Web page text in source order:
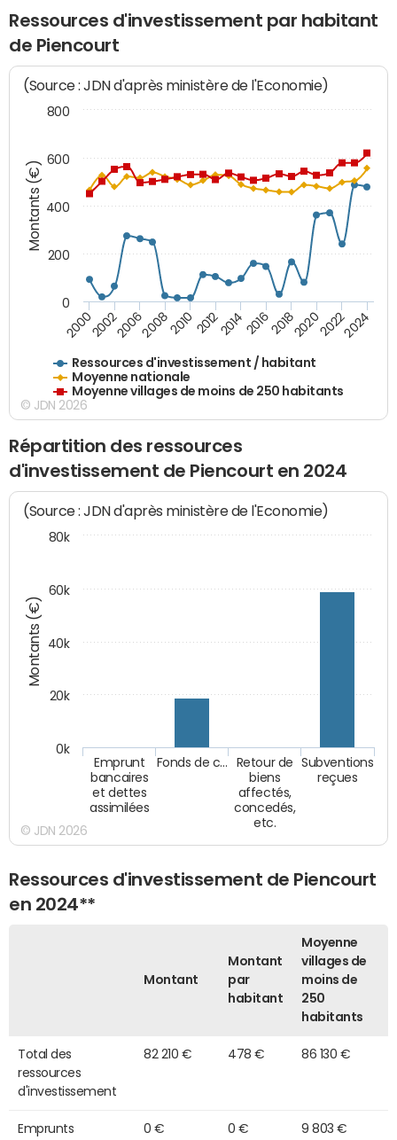
Ressources d'investissement par habitant
de Piencourt
Montants (€)
(Source : JDN d'après ministère de l'Economie)
Ressources d'investissement / habitant
Moyenne nationale
Moyenne villages de moins de 250 habitants
20002002200620082010 2012201420162018202020222024
0
200
400
600
800
© JDN 2026
Répartition des ressources
d'investissement de Piencourt en 2024
Montants (€)
(Source : JDN d'après ministère de l'Economie)
Emprunt
bancaires
et dettes
assimilées
Fonds de c…
Retour de
biens
affectés,
concedés,
etc.
Subventions
reçues
0k
20k
40k
60k
80k
© JDN 2026
Ressources d'investissement de Piencourt
en 2024**
Montant
Montant
par
habitant
Moyenne
villages de
moins de
250
habitants
Total des
ressources
d'investissement
82 210 € 478 € 86 130 €
Emprunts 0 € 0 € 9 803 €